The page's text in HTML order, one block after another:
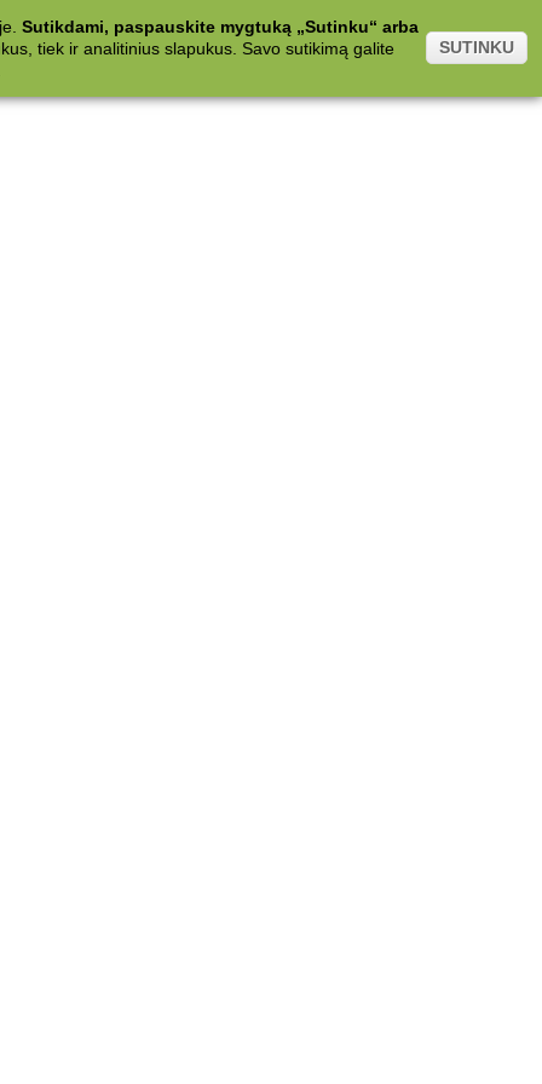
Sutikdami, paspauskite mygtuką „Sutinku“ arba
tiek ir analitinius slapukus. Savo sutikimą galite
SUTINKU